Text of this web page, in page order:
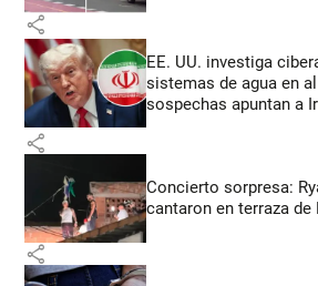
share
EE. UU. investiga
sistemas de agua en
sospechas apuntan a
share
Concierto sorpresa:
cantaron en terraza de
share